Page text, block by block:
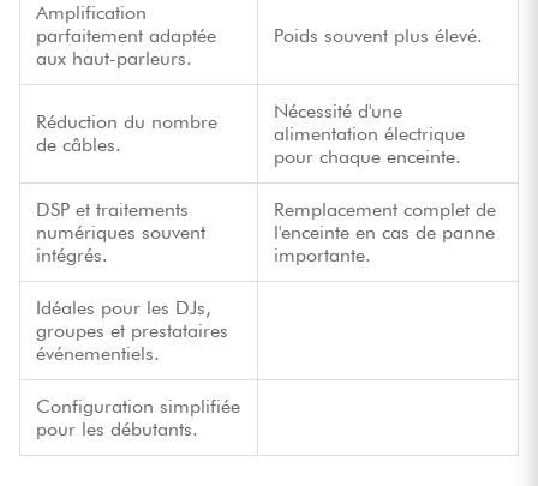
Amplification
parfaitement adaptée
aux haut-parleurs.
Poids souvent plus élevé.
Réduction du nombre
de câbles.
Nécessité d'une
alimentation électrique
pour chaque enceinte.
DSP et traitements
numériques souvent
intégrés.
Remplacement complet de
l'enceinte en cas de panne
importante.
Idéales pour les DJs,
groupes et prestataires
événementiels.
Configuration simplifiée
pour les débutants.